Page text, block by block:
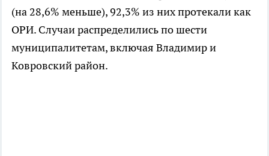
(на 28,6% меньше), 92,3% из них протекали как
ОРИ. Случаи распределились по шести
муниципалитетам, включая Владимир и
Ковровский район.